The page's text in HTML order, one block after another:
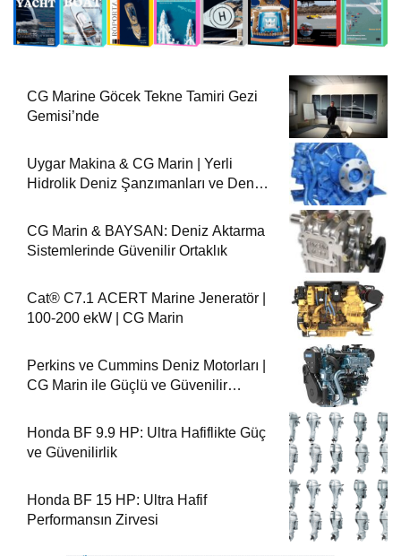
CG Marine Göcek Tekne Tamiri Gezi
Gemisi’nde
Uygar Makina & CG Marin | Yerli
Hidrolik Deniz Şanzımanları ve Deniz
CG Marin & BAYSAN: Deniz Aktarma
Sistemlerinde Güvenilir Ortaklık
Cat® C7.1 ACERT Marine Jeneratör |
100-200 ekW | CG Marin
Perkins ve Cummins Deniz Motorları |
CG Marin ile Güçlü ve Güvenilir
Honda BF 9.9 HP: Ultra Hafiflikte Güç
ve Güvenilirlik
Honda BF 15 HP: Ultra Hafif
Performansın Zirvesi